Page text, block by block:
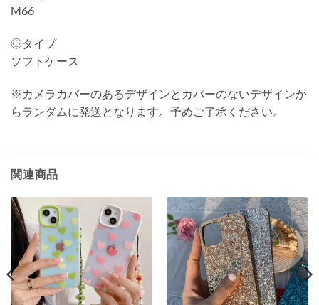
M66
◎タイプ
ソフトケース
※カメラカバーのあるデザインとカバーのないデザインか
らランダムに発送となります。予めご了承ください。
関連商品